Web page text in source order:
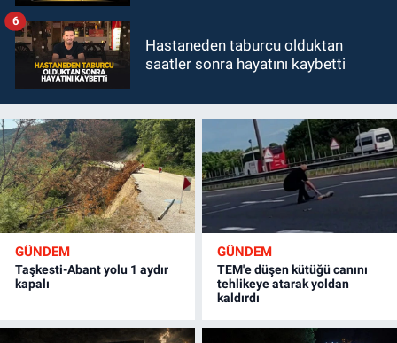
Hastaneden taburcu olduktan
saatler sonra hayatını kaybetti
6
GÜNDEM
Taşkesti-Abant yolu 1 aydır
kapalı
GÜNDEM
TEM'e düşen kütüğü canını
tehlikeye atarak yoldan
kaldırdı